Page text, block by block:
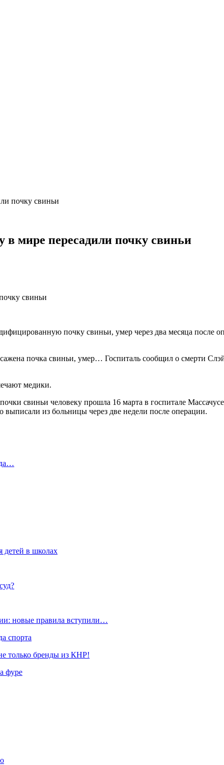
почку свиньи
мире пересадили почку свиньи
почку свиньи, умер через два месяца после
почка свиньи, умер… Госпиталь сообщил о смерти
медики.
свиньи человеку прошла 16 марта в госпитале
из больницы через две недели после операции.
детей в школах
новые правила вступили…
спорта
только бренды из КНР!
фуре